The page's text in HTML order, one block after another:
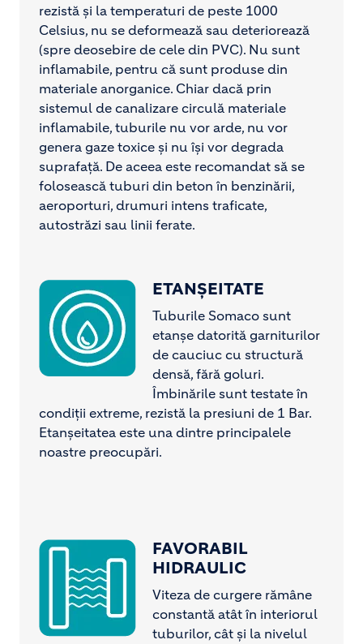
rezistă și la temperaturi de peste 1000
Celsius, nu se deformează sau deteriorează
(spre deosebire de cele din PVC). Nu sunt
inflamabile, pentru că sunt produse din
materiale anorganice. Chiar dacă prin
sistemul de canalizare circulă materiale
inflamabile, tuburile nu vor arde, nu vor
genera gaze toxice și nu își vor degrada
suprafață. De aceea este recomandat să se
folosească tuburi din beton în benzinării,
aeroporturi, drumuri intens traficate,
autostrăzi sau linii ferate.
Image ETANȘEITATE
Tuburile Somaco sunt
etanșe datorită garniturilor
de cauciuc cu structură
densă, fără goluri.
Îmbinările sunt testate în
condiții extreme, rezistă la presiuni de 1 Bar.
Etanșeitatea este una dintre principalele
noastre preocupări.
Image
FAVORABIL
HIDRAULIC
Viteza de curgere rămâne
constantă atât în interiorul
tuburilor, cât și la nivelul